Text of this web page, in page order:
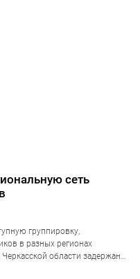
сеть
группировку,
в разных регионах
области задержаны